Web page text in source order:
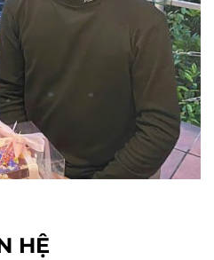
HỆ